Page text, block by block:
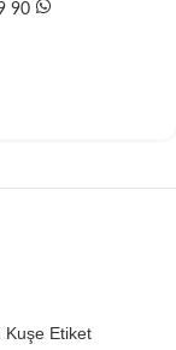
90
Kuşe Etiket